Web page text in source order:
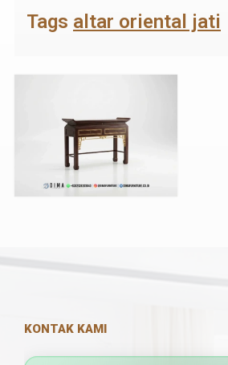
Tags altar oriental jati
KONTAK KAMI